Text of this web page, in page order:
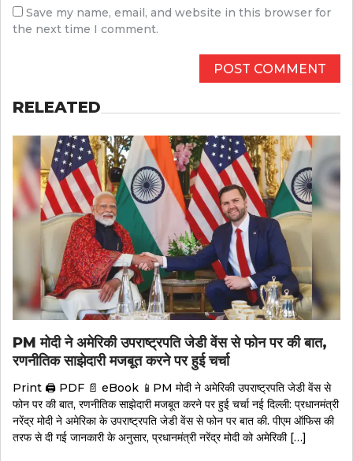
Save my name, email, and website in this browser for
the next time I comment.
RELEATED
PM मोदी ने अमेरिकी उपराष्ट्रपति जेडी वेंस से फोन पर की बात,
रणनीतिक साझेदारी मजबूत करने पर हुई चर्चा
Print 🖨 PDF 📄 eBook 📱PM मोदी ने अमेरिकी उपराष्ट्रपति जेडी वेंस से
फोन पर की बात, रणनीतिक साझेदारी मजबूत करने पर हुई चर्चा नई दिल्ली: प्रधानमंत्री
नरेंद्र मोदी ने अमेरिका के उपराष्ट्रपति जेडी वेंस से फोन पर बात की. पीएम ऑफिस की
तरफ से दी गई जानकारी के अनुसार, प्रधानमंत्री नरेंद्र मोदी को अमेरिकी […]